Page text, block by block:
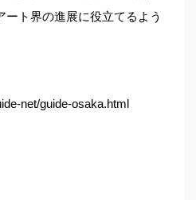
ート界の進展に役立てるよう
net/guide-osaka.html